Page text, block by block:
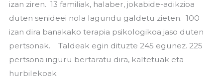
izan ziren. 13 familiak, halaber, jokabide-adikzioa
duten senideei nola lagundu galdetu zieten. 100
izan dira banakako terapia psikologikoa jaso duten
pertsonak. Taldeak egin dituzte 245 egunez. 225
pertsona inguru bertaratu dira, kaltetuak eta
hurbilekoak